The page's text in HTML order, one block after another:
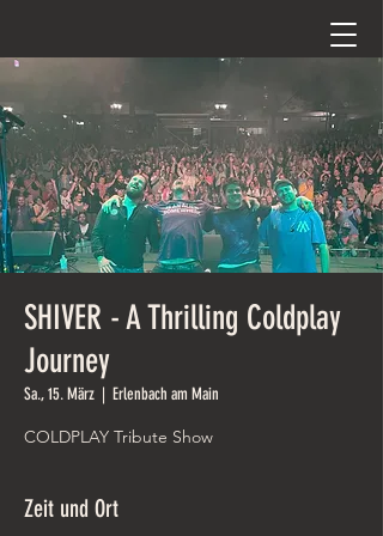
SHIVER - A Thrilling Coldplay
Journey
Sa., 15. März
  |
Erlenbach am Main
COLDPLAY Tribute Show
Zeit und Ort